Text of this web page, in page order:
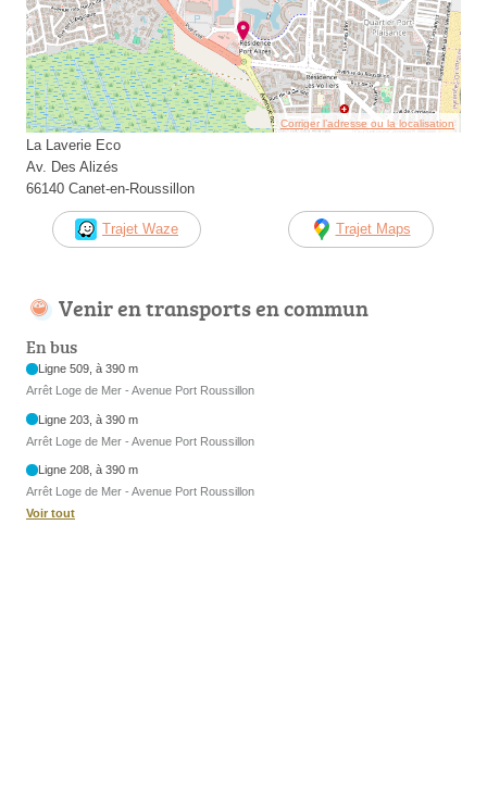
Corriger l’adresse ou la localisation
La Laverie Eco
Av. Des Alizés
66140 Canet-en-Roussillon
Trajet Waze Trajet Maps
Venir en transports en commun
En bus
Ligne 509, à 390 m
Arrêt Loge de Mer - Avenue Port Roussillon
Ligne 203, à 390 m
Arrêt Loge de Mer - Avenue Port Roussillon
Ligne 208, à 390 m
Arrêt Loge de Mer - Avenue Port Roussillon
Voir tout